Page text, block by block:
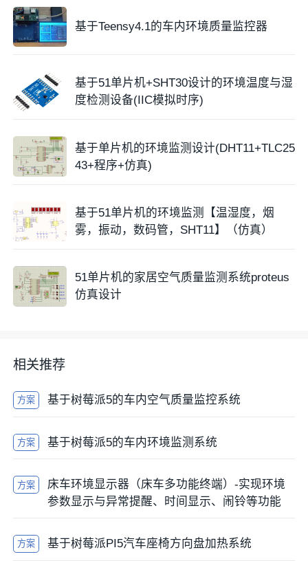
pip3 install adafruit-circuitpython-
树莓派的I2C1总线上。通过命令查询SHT30挂载正常。
但是使用python始终无法正常读取到温湿度信息。
import smbus
addr=0x44# sht30
def read_value():
    time.sleep(1)
data =
    rawR = ((data[3]) << 8) | (data[4])
    temp = -45 + rawT * 175 / 65535
基于Teensy4.1的车内环境质量监控器
基于51单片机+SHT30设计的环境温度与湿
度检测设备(IIC模拟时序)
基于单片机的环境监测设计(DHT11+TLC25
43+程序+仿真)
基于51单片机的环境监测【温湿度，烟
雾，振动，数码管，SHT11】（仿真）
51单片机的家居空气质量监测系统proteus
仿真设计
相关推荐
方案 基于树莓派5的车内空气质量监控系统
方案 基于树莓派5的车内环境监测系统
方案
床车环境显示器（床车多功能终端）-实现环境
参数显示与异常提醒、时间显示、闹铃等功能
方案 基于树莓派PI5汽车座椅方向盘加热系统